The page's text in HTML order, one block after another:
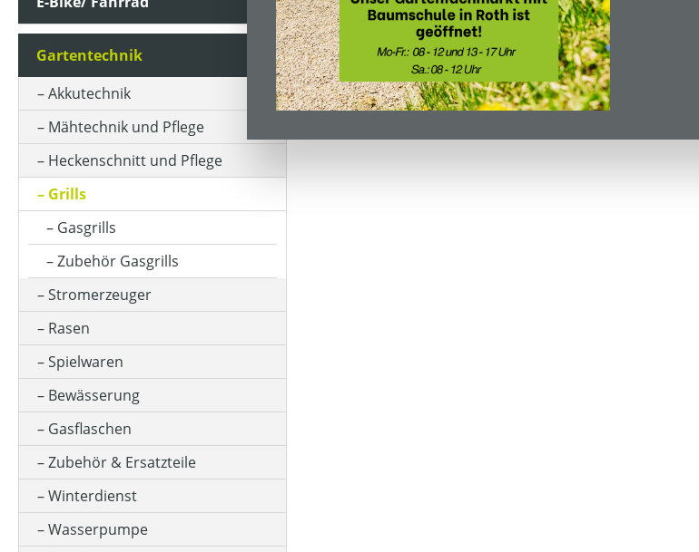
Gartentechnik
Akkutechnik
Mähtechnik und Pflege
Heckenschnitt und Pflege
Grills
Gasgrills
Zubehör Gasgrills
Stromerzeuger
Rasen
Spielwaren
Bewässerung
Gasflaschen
Zubehör & Ersatzteile
Winterdienst
Wasserpumpe